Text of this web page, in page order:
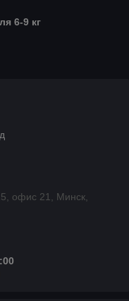
6-9 кг
офис 21, Минск,